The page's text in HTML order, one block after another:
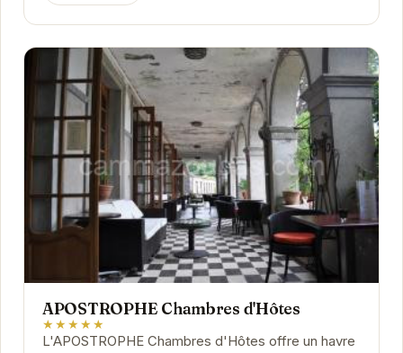
APOSTROPHE Chambres d'Hôtes
★★★★★
L'APOSTROPHE Chambres d'Hôtes offre un havre